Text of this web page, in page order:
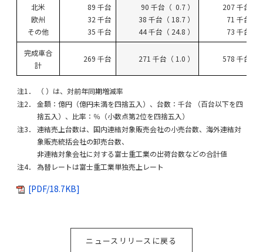
北米
欧州
その他
89 千台
32 千台
35 千台
90 千台（ 0.7 ）
38 千台（ 18.7 ）
44 千台（ 24.8 ）
207 千台
71 千台
73 千台
完成車合
計
269 千台 271 千台（ 1.0 ） 578 千台
注1．
（ ）は、対前年同期増減率
注2．
金額：億円（億円未満を四捨五入）、台数：千台 （百台以下を四
捨五入）、比率：％（小数点第2位を四捨五入）
注3．
連結売上台数は、国内連結対象販売会社の小売台数、海外連結対
象販売統括会社の卸売台数、
非連結対象会社に対する富士重工業の出荷台数などの合計値
注4．
為替レートは富士重工業単独売上レート
[PDF/18.7KB]
ニュースリリースに戻る